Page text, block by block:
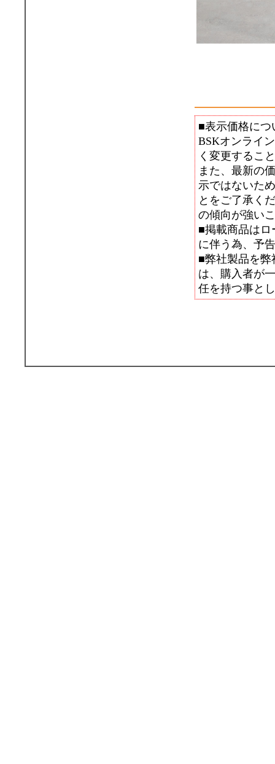
■表示価格につ
BSKオンライ
く変更するこ
また、最新の
示ではないた
とをご了承く
の傾向が強い
■掲載商品はロ
に伴う為、予
■弊社製品を弊
は、購入者が
任を持つ事と